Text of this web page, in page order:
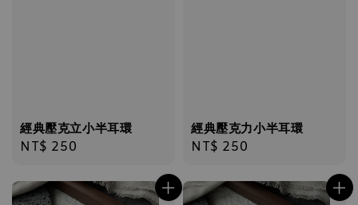
經典壓克立小半耳環
Regular
NT$ 250
經典壓克力小半耳環
Regular
NT$ 250